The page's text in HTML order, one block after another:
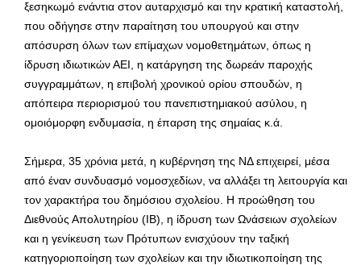
ξεσηκωμό ενάντια στον αυταρχισμό και την κρατική καταστολή,
που οδήγησε στην παραίτηση του υπουργού και στην
απόσυρση όλων των επίμαχων νομοθετημάτων, όπως η
ίδρυση ιδιωτικών ΑΕΙ, η κατάργηση της δωρεάν παροχής
συγγραμμάτων, η επιβολή χρονικού ορίου σπουδών, η
απόπειρα περιορισμού του πανεπιστημιακού ασύλου, η
ομοιόμορφη ενδυμασία, η έπαρση της σημαίας κ.ά.
Σήμερα, 35 χρόνια μετά, η κυβέρνηση της ΝΔ επιχειρεί, μέσα
από έναν συνδυασμό νομοσχεδίων, να αλλάξει τη λειτουργία και
τον χαρακτήρα του δημόσιου σχολείου. Η προώθηση του
Διεθνούς Απολυτηρίου (IB), η ίδρυση των Ωνάσειων σχολείων
και η γενίκευση των Πρότυπων ενισχύουν την ταξική
κατηγοριοποίηση των σχολείων και την ιδιωτικοποίηση της